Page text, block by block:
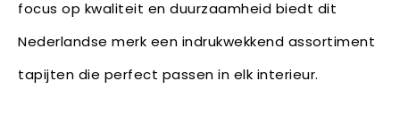
focus op kwaliteit en duurzaamheid biedt dit
Nederlandse merk een indrukwekkend assortiment
tapijten die perfect passen in elk interieur.